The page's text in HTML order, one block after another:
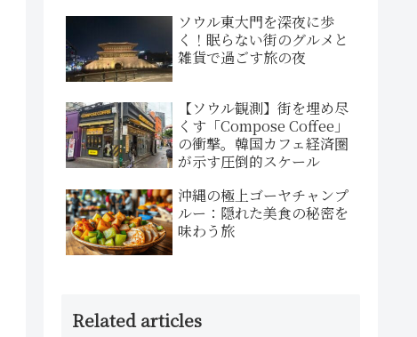
ソウル東大門を深夜に歩
く！眠らない街のグルメと
雑貨で過ごす旅の夜
【ソウル観測】街を埋め尽
くす「Compose Coffee」
の衝撃。韓国カフェ経済圏
が示す圧倒的スケール
沖縄の極上ゴーヤチャンプ
ルー：隠れた美食の秘密を
味わう旅
Related articles